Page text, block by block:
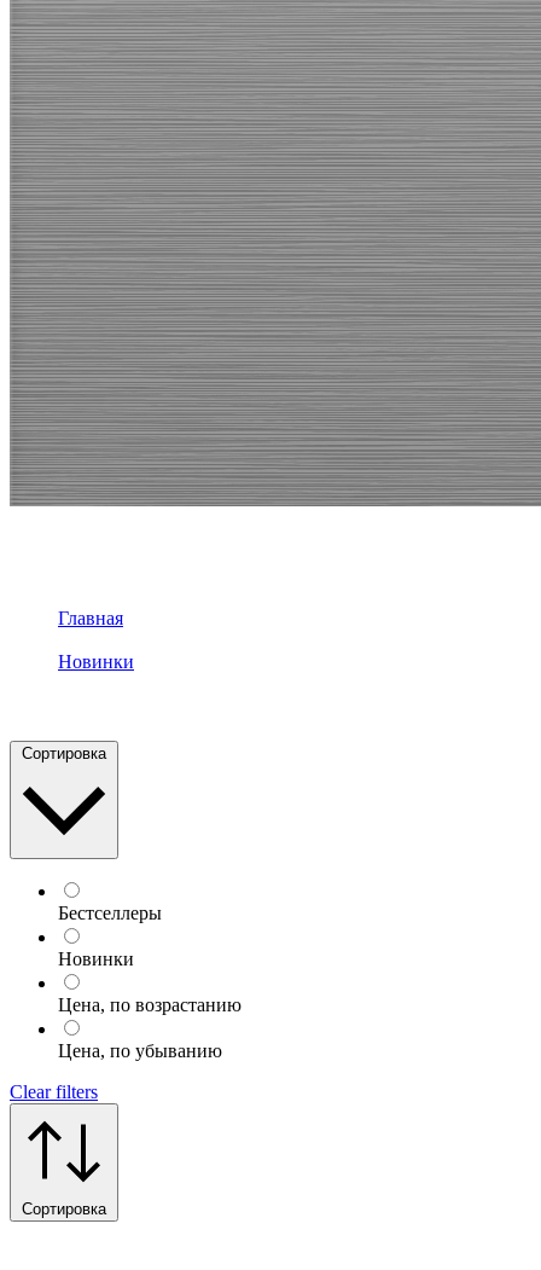
Главная
Новинки
Сортировка
Бестселлеры
Новинки
Цена, по возрастанию
Цена, по убыванию
Clear filters
Сортировка